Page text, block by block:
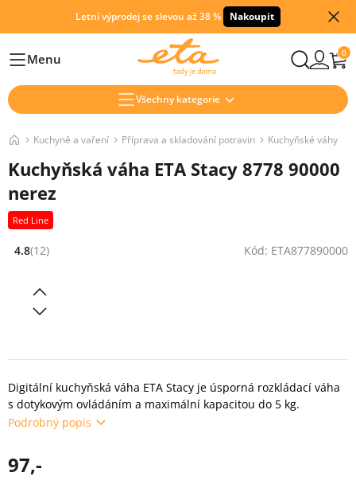
Letní výprodej se slevou až 38 % Nakoupit
HlavníMenu 0
Všechny kategorie
Kuchyně a vaření Příprava a skladování potravin Kuchyňské váhy
Kuchyňská váha ETA Stacy 8778 90000
nerez
Red Line
Hodnocení: 4.8 z 5 (12 recenzí)
4.8(12) Kód: ETA877890000
Digitální kuchyňská váha ETA Stacy je úsporná rozkládací váha
s dotykovým ovládáním a maximální kapacitou do 5 kg.
Podrobný popis
97,-